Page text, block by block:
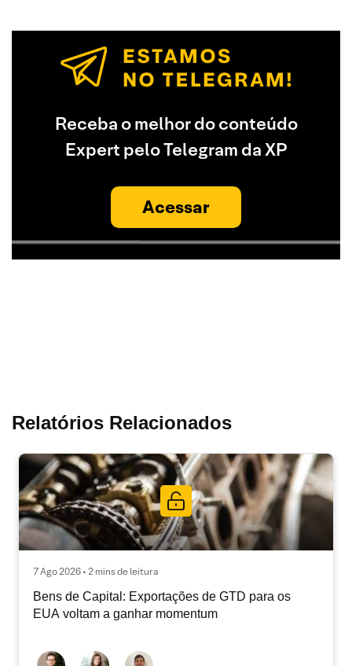
Receba o melhor do conteúdo
Expert pelo Telegram da XP
Acessar
Relatórios Relacionados
7 Ago 2026 • 2 mins de leitura
Bens de Capital: Exportações de GTD para os
EUA voltam a ganhar momentum